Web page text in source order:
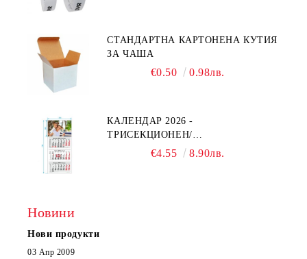
СТАНДАРТНА КАРТОНЕНА КУТИЯ
ЗА ЧАША
€0.50 0.98лв.
КАЛЕНДАР 2026 -
ТРИСЕКЦИОНЕН/
ЕДНОСЕКЦИОНЕН
€4.55 8.90лв.
Новини
Нови продукти
03 Апр 2009